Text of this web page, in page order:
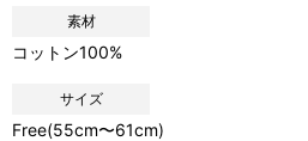
素材
コットン100%
サイズ
Free(55cm〜61cm)